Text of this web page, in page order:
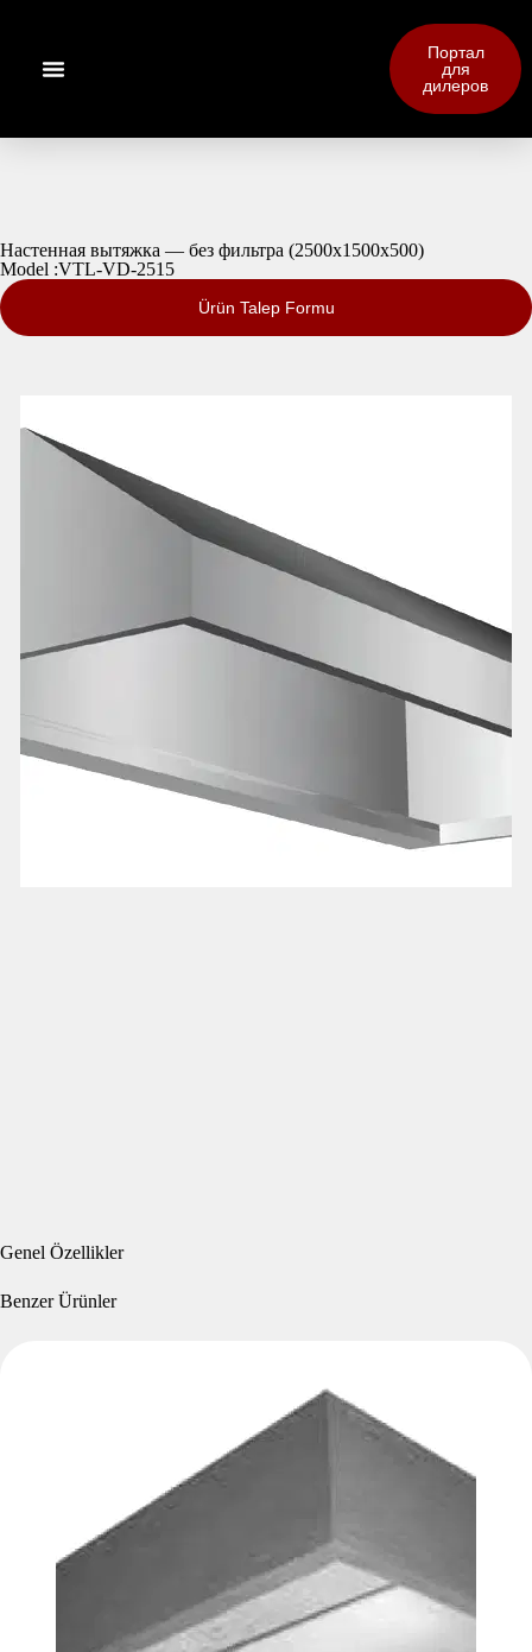
Портал
для
дилеров
Настенная вытяжка — без фильтра (2500x1500x500)
Model :VTL-VD-2515
Ürün Talep Formu
Genel Özellikler
Benzer Ürünler